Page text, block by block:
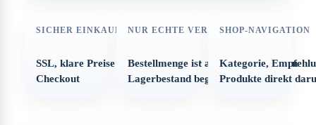
SICHER EINKAUFEN
SSL, klare Preise und strukturierter
Checkout
NUR ECHTE VERFÜGBARKEIT
Bestellmenge ist automatisch auf den
Lagerbestand begrenzt
SHOP-NAVIGATION
Kategorie,
Produkte direkt